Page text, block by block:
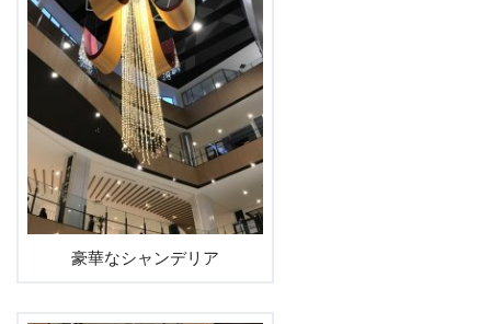
豪華なシャンデリア